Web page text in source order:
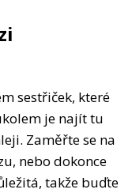
sestřiček, které
je najít tu
Zaměřte se na
nebo dokonce
takže buďte